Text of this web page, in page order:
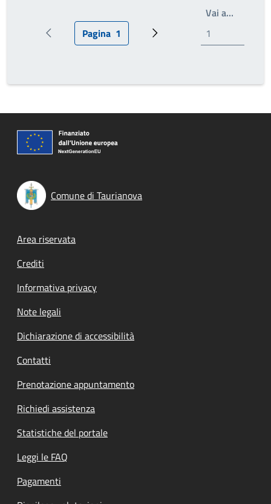
Pagina precedentePagina attuale
Pagina 1 Pagina successiva
Vai a…
Comune di Taurianova
Footer menu
Area riservata
Crediti
Informativa privacy
Note legali
Dichiarazione di accessibilità
Contatti
Prenotazione appuntamento
Richiedi assistenza
Statistiche del portale
Leggi le FAQ
Pagamenti